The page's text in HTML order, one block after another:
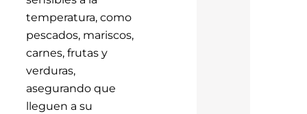
temperatura, como
pescados, mariscos,
carnes, frutas y
verduras,
asegurando que
lleguen a su